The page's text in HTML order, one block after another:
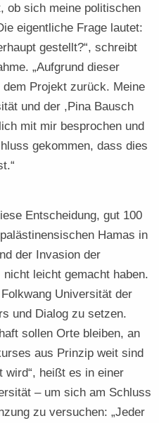
ob sich meine politischen
eigentliche Frage lautet:
gestellt?“, schreibt
„Aufgrund dieser
Projekt zurück. Meine
und der ,Pina Bausch
mit mir besprochen und
gekommen, dass dies
Entscheidung, gut 100
Hamas in
der Invasion der
leicht gemacht haben.
Universität der
und Dialog zu setzen.
sollen Orte bleiben, an
aus Prinzip weit sind
wird“, heißt es in einer
– um sich am Schluss
zu versuchen: „Jeder